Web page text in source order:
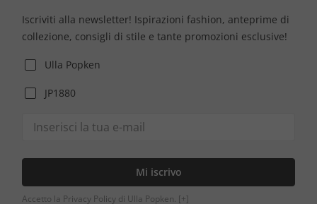
Iscriviti alla newsletter! Ispirazioni fashion, anteprime di
collezione, consigli di stile e tante promozioni esclusive!
Ulla Popken
JP1880
Mi iscrivo
Accetto la Privacy Policy di Ulla Popken. [+]